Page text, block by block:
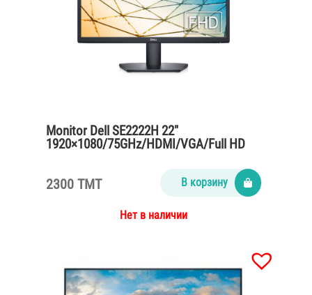
Monitor Dell SE2222H 22″
1920×1080/75GHz/HDMI/VGA/Full HD
2300 TMT В корзину
Нет в наличии